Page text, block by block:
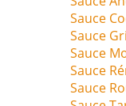
Sauce
Sauce
Sauce
Sauce
Sauce